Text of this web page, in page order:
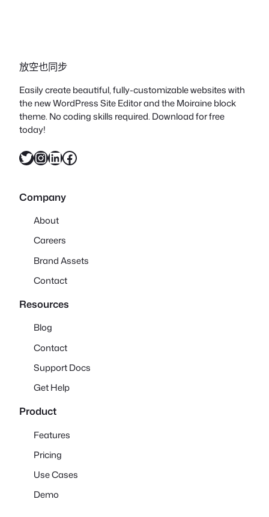
放空也同步
Easily create beautiful, fully-customizable websites with
the new WordPress Site Editor and the Moiraine block
theme. No coding skills required. Download for free
today!
X InstagramLinkedIn Facebook
Company
About
Careers
Brand Assets
Contact
Resources
Blog
Contact
Support Docs
Get Help
Product
Features
Pricing
Use Cases
Demo